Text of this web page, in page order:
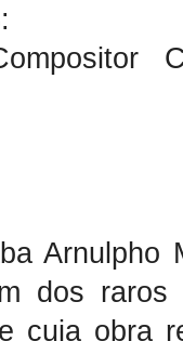
Arnulpho
dos
cuja obra